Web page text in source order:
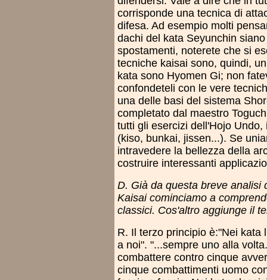
corrisponde una tecnica di
difesa. Ad esempio molti
dachi del kata Seyunchin
spostamenti, noterete che si
tecniche kaisai sono, quindi,
kata sono Hyomen Gi; non
confondeteli con le vere
una delle basi del sistema
completato dal maestro
tutti gli esercizi dell'Hojo
(kiso, bunkai, jissen...). Se
intravedere la bellezza della
costruire interessanti
D. Già da questa breve analisi
Kaisai cominciamo a
classici. Cos'altro aggiunge il
R. Il terzo principio è:"Nei kata
a noi". "...sempre uno alla
combattere contro cinque
cinque combattimenti uomo